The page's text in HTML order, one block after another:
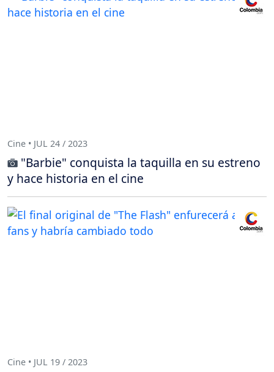
Cine • JUL 24 / 2023
"Barbie" conquista la taquilla en su estreno
y hace historia en el cine
Cine • JUL 19 / 2023